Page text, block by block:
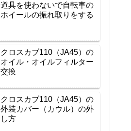
道具を使わないで自転車の
ホイールの振れ取りをする
クロスカブ110（JA45）の
オイル・オイルフィルター
交換
クロスカブ110（JA45）の
外装カバー（カウル）の外
し方